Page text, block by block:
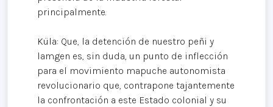
principalmente.
Küla: Que, la detención de nuestro peñi y
lamgen es, sin duda, un punto de inflección
para el movimiento mapuche autonomista
revolucionario que, contrapone tajantemente
la confrontación a este Estado colonial y su